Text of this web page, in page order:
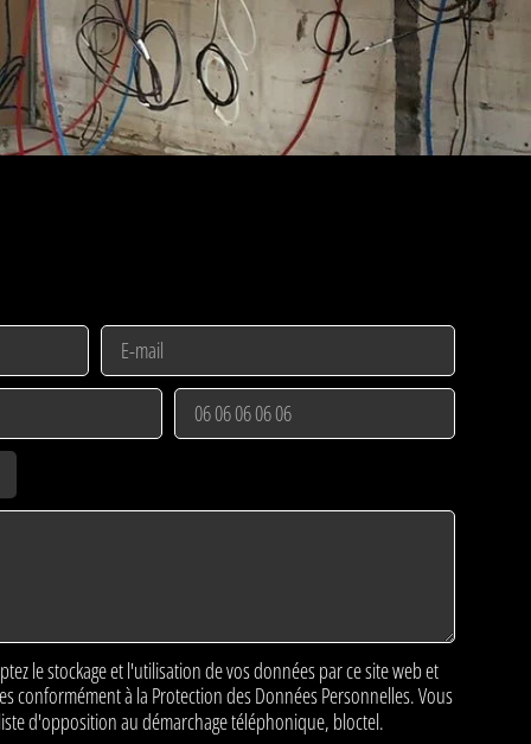
le stockage et l'utilisation de vos données par ce site web et
conformément à la Protection des Données Personnelles. Vous
d'opposition au démarchage téléphonique, bloctel.